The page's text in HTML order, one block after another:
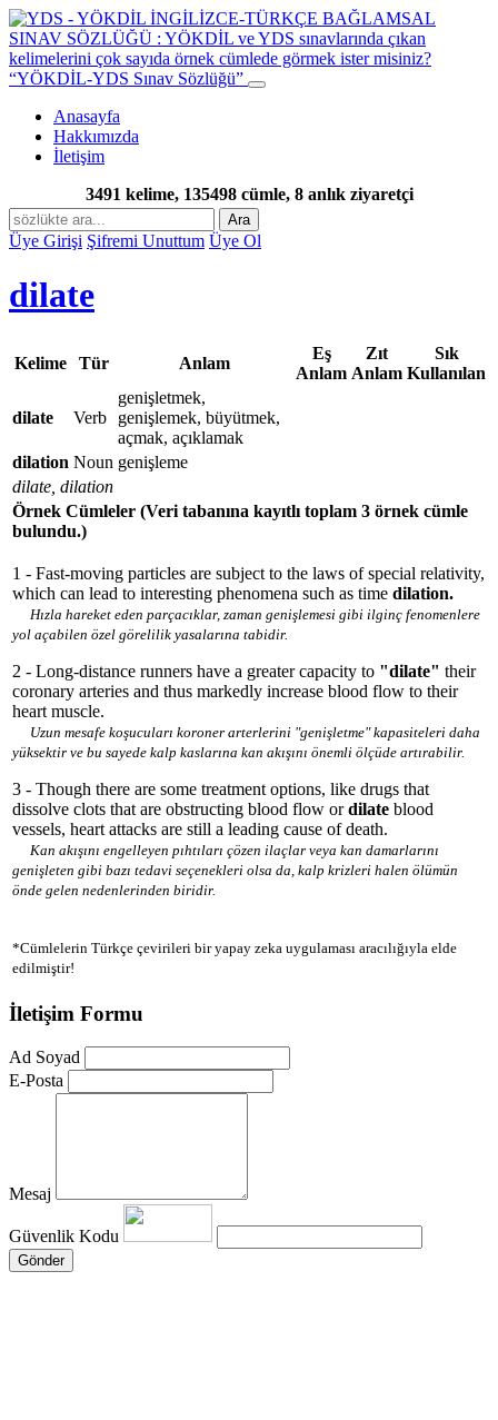
“YÖKDİL-YDS Sınav Sözlüğü”
Anasayfa
Hakkımızda
İletişim
3491 kelime, 135498 cümle, 8 anlık ziyaretçi
Ara
Üye Girişi Şifremi Unuttum Üye Ol
dilate
Kelime Tür Anlam
Eş
Anlam
Zıt
Anlam
Sık
Kullanılan
dilate Verb
genişletmek,
genişlemek, büyütmek,
açmak, açıklamak
dilation Noun genişleme
dilate, dilation
Örnek Cümleler (Veri tabanına kayıtlı toplam 3 örnek cümle
bulundu.)
1 - Fast-moving particles are subject to the laws of special relativity,
which can lead to interesting phenomena such as time dilation.
Hızla hareket eden parçacıklar, zaman genişlemesi gibi ilginç fenomenlere
yol açabilen özel görelilik yasalarına tabidir.
2 - Long-distance runners have a greater capacity to "dilate" their
coronary arteries and thus markedly increase blood flow to their
heart muscle.
Uzun mesafe koşucuları koroner arterlerini "genişletme" kapasiteleri daha
yüksektir ve bu sayede kalp kaslarına kan akışını önemli ölçüde artırabilir.
3 - Though there are some treatment options, like drugs that
dissolve clots that are obstructing blood flow ordilate blood
vessels, heart attacks are still a leading cause of death.
Kan akışını engelleyen pıhtıları çözen ilaçlar veya kan damarlarını
genişleten gibi bazı tedavi seçenekleri olsa da, kalp krizleri halen ölümün
önde gelen nedenlerinden biridir.
*Cümlelerin Türkçe çevirileri bir yapay zeka uygulaması aracılığıyla elde
edilmiştir!
İletişim Formu
Ad Soyad
E-Posta
Mesaj
Güvenlik Kodu
Gönder